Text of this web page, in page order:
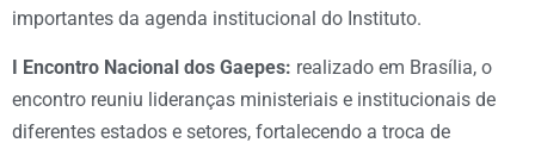
importantes da agenda institucional do Instituto.
I Encontro Nacional dos Gaepes: realizado em Brasília, o
encontro reuniu lideranças ministeriais e institucionais de
diferentes estados e setores, fortalecendo a troca de